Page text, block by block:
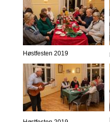
Høstfesten 2019